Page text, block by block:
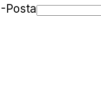
Posta